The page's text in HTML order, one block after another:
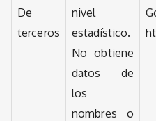
De
terceros
nivel
estadístico.
No obtiene
datos de
los
nombres o